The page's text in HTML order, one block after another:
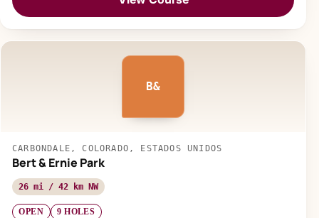
B&
CARBONDALE, COLORADO, ESTADOS UNIDOS
Bert & Ernie Park
26 mi / 42 km NW
OPEN 9 HOLES